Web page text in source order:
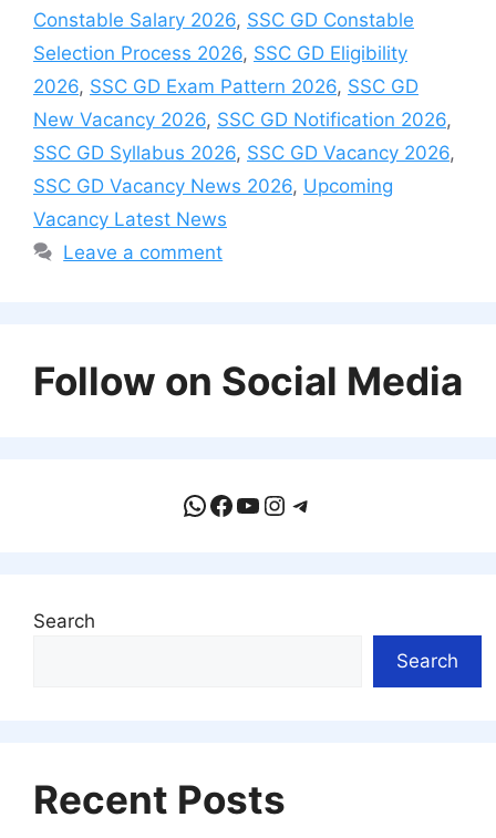
Constable Salary 2026, SSC GD Constable
Selection Process 2026, SSC GD Eligibility
2026, SSC GD Exam Pattern 2026, SSC GD
New Vacancy 2026, SSC GD Notification 2026,
SSC GD Syllabus 2026, SSC GD Vacancy 2026,
SSC GD Vacancy News 2026, Upcoming
Vacancy Latest News
Leave a comment
Follow on Social Media
WhatsApp
Facebook
YouTube
Instagram
Telegram
Search
Search
Recent Posts